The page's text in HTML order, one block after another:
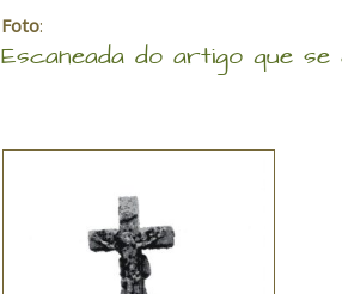
Foto:
Escaneada do artigo que